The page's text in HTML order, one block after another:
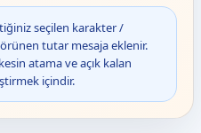
seçilen karakter /
tutar mesaja eklenir.
atama ve açık kalan
içindir.